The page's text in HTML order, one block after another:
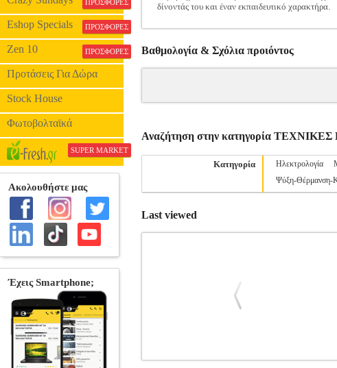
ΠΡΟΣΦΟΡΕΣ
Eshop Specials ΠΡΟΣΦΟΡΕΣ
Zen 10 ΠΡΟΣΦΟΡΕΣ
Προτάσεις Για Δώρα
Stock House
Φωτοβολταϊκά
SUPER MARKET
δίνοντάς του και έναν εκπαιδευτικό χαρακτήρα.
Βαθμολογία & Σχόλια προιόντος
Αναζήτηση στην κατηγορία
Κατηγορία Ηλεκτρολογία
Ψύξη-Θέρμανση-
Last viewed